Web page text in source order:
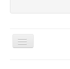
Basculer